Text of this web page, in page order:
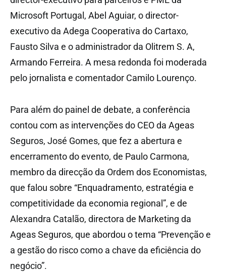
Microsoft Portugal, Abel Aguiar, o director-
executivo da Adega Cooperativa do Cartaxo,
Fausto Silva e o administrador da Olitrem S. A,
Armando Ferreira. A mesa redonda foi moderada
pelo jornalista e comentador Camilo Lourenço.
Para além do painel de debate, a conferência
contou com as intervenções do CEO da Ageas
Seguros, José Gomes, que fez a abertura e
encerramento do evento, de Paulo Carmona,
membro da direcção da Ordem dos Economistas,
que falou sobre “Enquadramento, estratégia e
competitividade da economia regional”, e de
Alexandra Catalão, directora de Marketing da
Ageas Seguros, que abordou o tema “Prevenção e
a gestão do risco como a chave da eficiência do
negócio”.